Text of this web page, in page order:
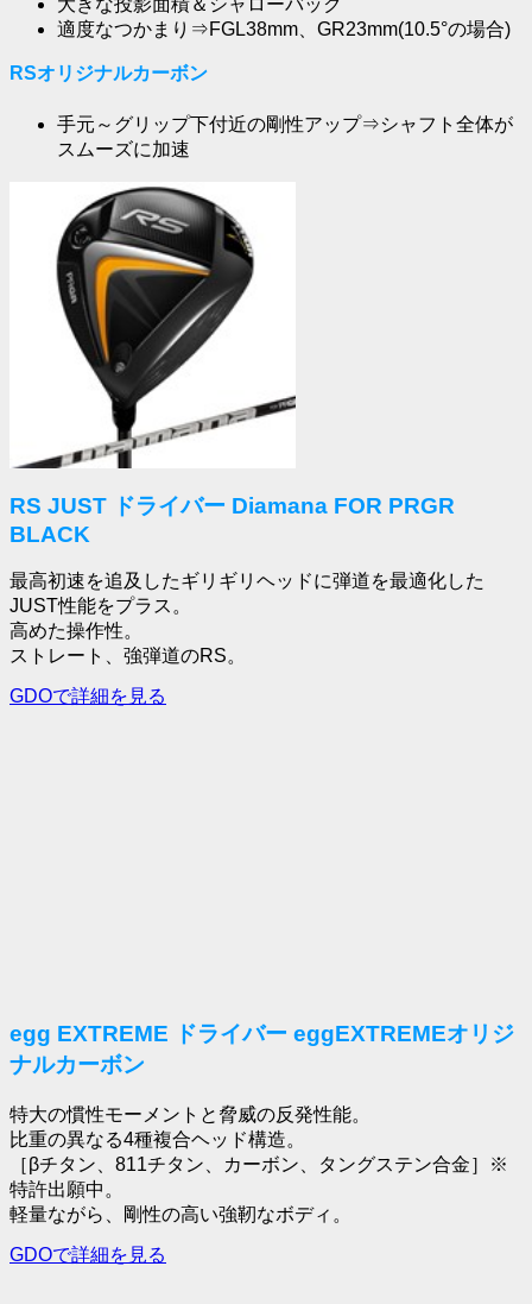
大きな投影面積＆シャローバック
適度なつかまり⇒FGL38mm、GR23mm(10.5°の場合)
RSオリジナルカーボン
手元～グリップ下付近の剛性アップ⇒シャフト全体が
スムーズに加速
RS JUST ドライバー Diamana FOR PRGR
BLACK
最高初速を追及したギリギリヘッドに弾道を最適化した
JUST性能をプラス。
高めた操作性。
ストレート、強弾道のRS。
GDOで詳細を見る
egg EXTREME ドライバー eggEXTREMEオリジ
ナルカーボン
特大の慣性モーメントと脅威の反発性能。
比重の異なる4種複合ヘッド構造。
［βチタン、811チタン、カーボン、タングステン合金］※
特許出願中。
軽量ながら、剛性の高い強靭なボディ。
GDOで詳細を見る